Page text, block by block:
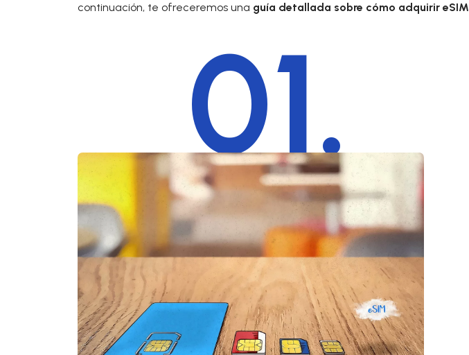
continuación, te ofreceremos una guía detallada sobre cómo adquirir eSIM
01.